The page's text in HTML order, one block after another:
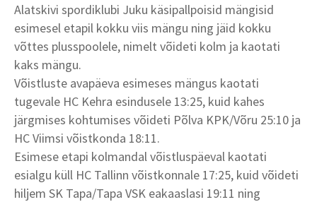
Alatskivi spordiklubi Juku käsipallpoisid mängisid
esimesel etapil kokku viis mängu ning jäid kokku
võttes plusspoolele, nimelt võideti kolm ja kaotati
kaks mängu.
Võistluste avapäeva esimeses mängus kaotati
tugevale HC Kehra esindusele 13:25, kuid kahes
järgmises kohtumises võideti Põlva KPK/Võru 25:10 ja
HC Viimsi võistkonda 18:11.
Esimese etapi kolmandal võistluspäeval kaotati
esialgu küll HC Tallinn võistkonnale 17:25, kuid võideti
hiljem SK Tapa/Tapa VSK eakaaslasi 19:11 ning